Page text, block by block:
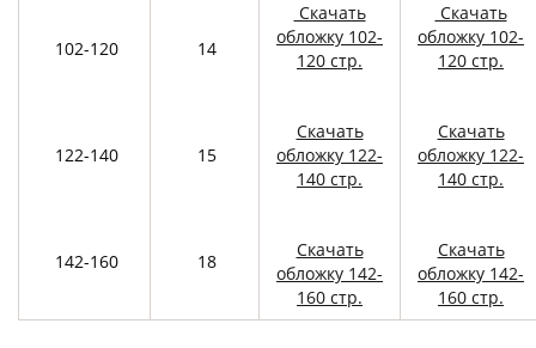
102-120 14
Скачать
обложку 102-
120 стр.
Скачать
обложку 102-
120 стр.
122-140 15
Скачать
обложку 122-
140 стр.
Скачать
обложку 122-
140 стр.
142-160 18
Скачать
обложку 142-
160 стр.
Скачать
обложку 142-
160 стр.